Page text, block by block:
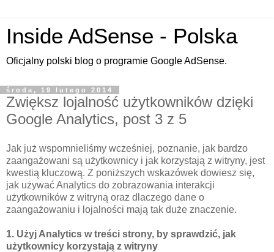
Inside AdSense - Polska
Oficjalny polski blog o programie Google AdSense.
środa, 19 lutego 2014
Zwiększ lojalność użytkowników dzięki
Google Analytics, post 3 z 5
Jak już wspomnieliśmy wcześniej, poznanie, jak bardzo
zaangażowani są użytkownicy i jak korzystają z witryny, jest
kwestią kluczową. Z poniższych wskazówek dowiesz się,
jak używać Analytics do zobrazowania interakcji
użytkowników z witryną oraz dlaczego dane o
zaangażowaniu i lojalności mają tak duże znaczenie.
1. Użyj Analytics w treści strony, by sprawdzić, jak
użytkownicy korzystają z witryny